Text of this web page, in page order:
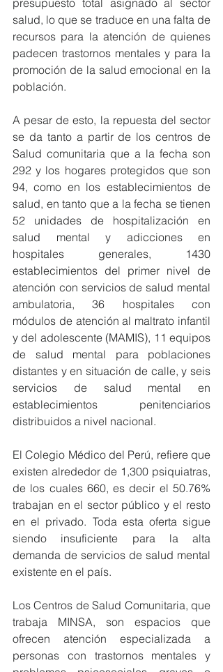
presupuesto total asignado al sector
salud, lo que se traduce en una falta de
recursos para la atención de quienes
padecen trastornos mentales y para la
promoción de la salud emocional en la
población.
A pesar de esto, la repuesta del sector
se da tanto a partir de los centros de
Salud comunitaria que a la fecha son
292 y los hogares protegidos que son
94, como en los establecimientos de
salud, en tanto que a la fecha se tienen
52 unidades de hospitalización en
salud mental y adicciones en
hospitales generales, 1430
establecimientos del primer nivel de
atención con servicios de salud mental
ambulatoria, 36 hospitales con
módulos de atención al maltrato infantil
y del adolescente (MAMIS), 11 equipos
de salud mental para poblaciones
distantes y en situación de calle, y seis
servicios de salud mental en
establecimientos penitenciarios
distribuidos a nivel nacional.
El Colegio Médico del Perú, refiere que
existen alrededor de 1,300 psiquiatras,
de los cuales 660, es decir el 50.76%
trabajan en el sector público y el resto
en el privado. Toda esta oferta sigue
siendo insuficiente para la alta
demanda de servicios de salud mental
existente en el país.
Los Centros de Salud Comunitaria, que
trabaja MINSA, son espacios que
ofrecen atención especializada a
personas con trastornos mentales y